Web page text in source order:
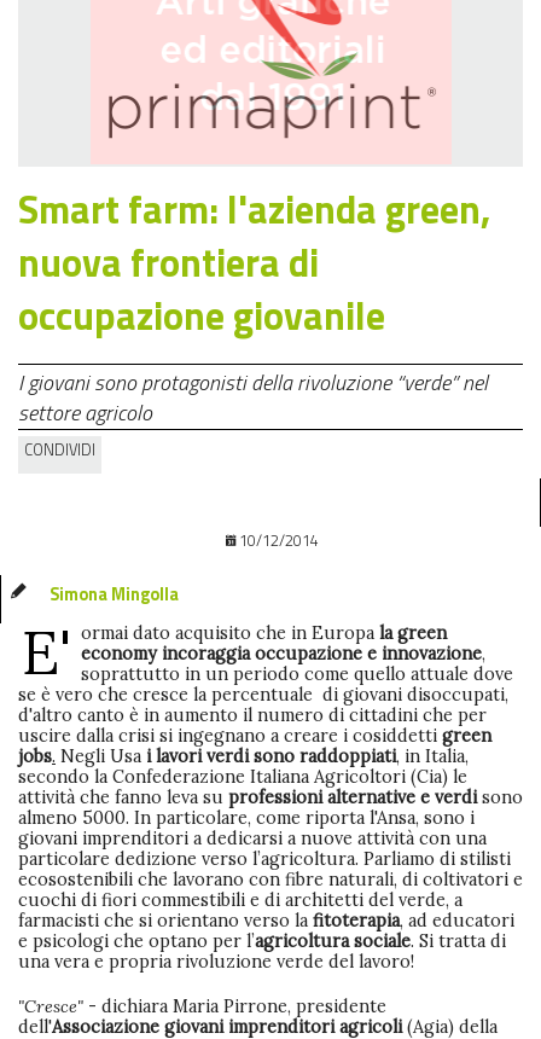
Smart farm: l'azienda green,
nuova frontiera di
occupazione giovanile
I giovani sono protagonisti della rivoluzione “verde” nel
settore agricolo
CONDIVIDI
10/12/2014
Simona Mingolla
E' ormai dato acquisito che in Europa lagreen
economyincoraggia occupazione e innovazione,
soprattutto in un periodo come quello attuale dove
se è vero che cresce la percentuale di giovani disoccupati,
d'altro canto è in aumento il numero di cittadini che per
uscire dalla crisi si ingegnano a creare i cosiddetti green
jobs. Negli Usa i lavori verdi sono raddoppiati, in Italia,
secondo la Confederazione Italiana Agricoltori (Cia) le
attività che fanno leva su professioni alternative e verdisono
almeno 5000. In particolare, come riporta l'Ansa, sono i
giovani imprenditori a dedicarsi a nuove attività con una
particolare dedizione verso l’agricoltura. Parliamo di stilisti
ecosostenibili che lavorano con fibre naturali, di coltivatori e
cuochi di fiori commestibili e di architetti del verde, a
farmacisti che si orientano verso la fitoterapia, ad educatori
e psicologi che optano per l’agricoltura sociale. Si tratta di
una vera e propria rivoluzione verde del lavoro!
"Cresce" - dichiara Maria Pirrone, presidente
dell'Associazione giovani imprenditori agricoli(Agia) della